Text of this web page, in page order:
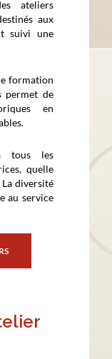
ateliers
aux
suivi une
formation
permet de
en
tous les
quelle
diversité
au service